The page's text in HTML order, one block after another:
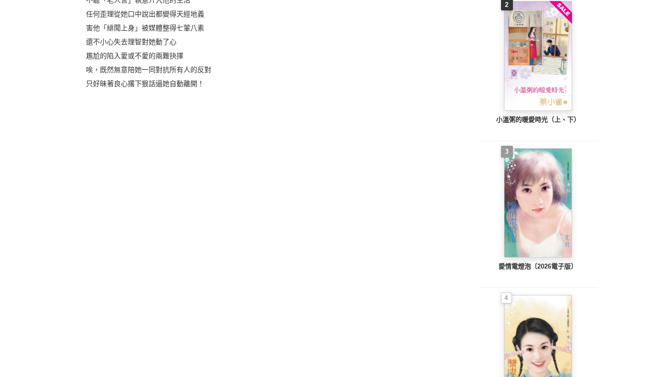
任何歪理從她口中說出都變得天經地義
害他「緋聞上身」被媒體整得七葷八素
還不小心失去理智對她動了心
尷尬的陷入愛或不愛的兩難抉擇
唉，既然無意陪她一同對抗所有人的反對
只好昧著良心撂下狠話逼她自動離開！
2
小溫粥的暖愛時光（上、下）
3
愛情電燈泡〔2026電子版〕
4